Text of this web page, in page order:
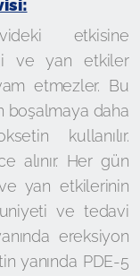
etkisine
ve yan etkiler
etmezler. Bu
boşalmaya daha
kullanılır.
alınır. Her gün
yan etkilerinin
ve tedavi
ereksiyon
yanında PDE-5